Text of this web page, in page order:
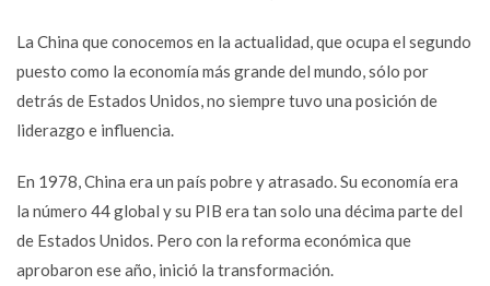
La China que conocemos en la actualidad, que ocupa el segundo
puesto como la economía más grande del mundo, sólo por
detrás de Estados Unidos, no siempre tuvo una posición de
liderazgo e influencia.
En 1978, China era un país pobre y atrasado. Su economía era
la número 44 global y su PIB era tan solo una décima parte del
de Estados Unidos. Pero con la reforma económica que
aprobaron ese año, inició la transformación.